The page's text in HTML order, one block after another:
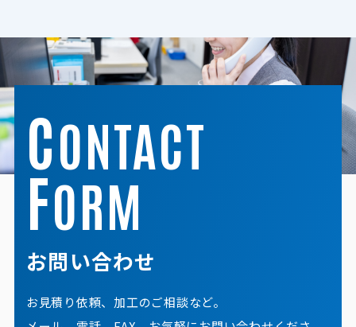
CONTACT
FORM
お問い合わせ
お見積り依頼、加工のご相談など。